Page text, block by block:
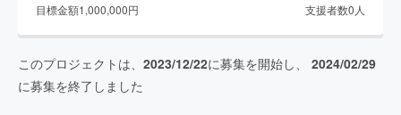
目標金額1,000,000円 支援者数0 人
このプロジェクトは、 2023/12/22に募集を開始し、 2024/02/29
に募集を終了しました